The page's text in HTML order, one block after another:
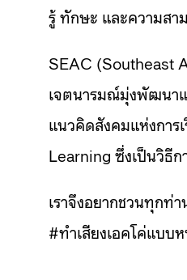
รู้ ทักษะ และความสา
SEAC (Southeast
เจตนารมณ์มุ่งพัฒนา
แนวคิดสังคมแห่งกา
Learning ซึ่งเป็นวิธี
เราจึงอยากชวนทุกท่
#ทำเสียงเอคโค่แบบ